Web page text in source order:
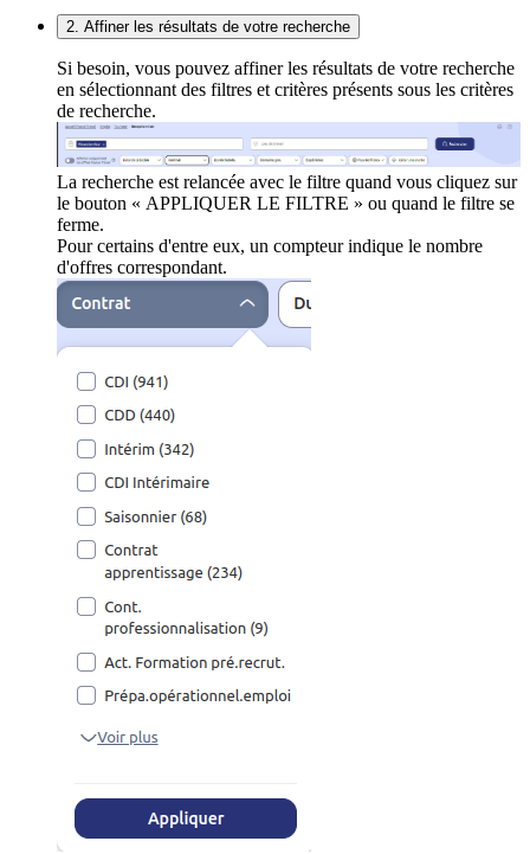
2. Affiner les résultats de votre recherche
Si besoin, vous pouvez affiner les résultats de votre recherche
en sélectionnant des filtres et critères présents sous les critères
de recherche.
La recherche est relancée avec le filtre quand vous cliquez sur
le bouton « APPLIQUER LE FILTRE » ou quand le filtre se
ferme.
Pour certains d'entre eux, un compteur indique le nombre
d'offres correspondant.